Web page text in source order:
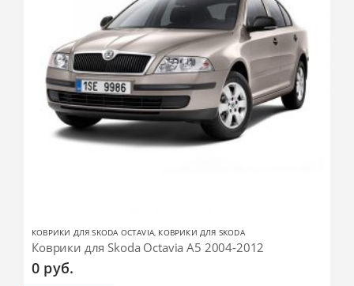
КОВРИКИ ДЛЯ SKODA OCTAVIA, КОВРИКИ ДЛЯ SKODA
Коврики для Skoda Octavia A5 2004-2012
0 руб.